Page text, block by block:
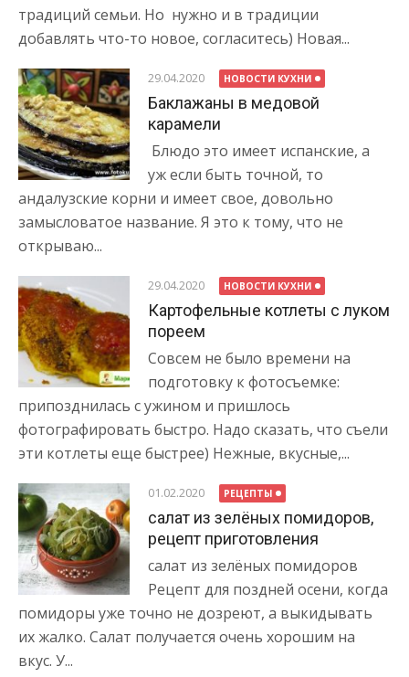
традиций семьи. Но нужно и в традиции
добавлять что-то новое, согласитесь) Новая...
29.04.2020 НОВОСТИ КУХНИ
Баклажаны в медовой
карамели
Блюдо это имеет испанские, а
уж если быть точной, то
андалузские корни и имеет свое, довольно
замысловатое название. Я это к тому, что не
открываю...
29.04.2020 НОВОСТИ КУХНИ
Картофельные котлеты с луком
пореем
Совсем не было времени на
подготовку к фотосъемке:
припозднилась с ужином и пришлось
фотографировать быстро. Надо сказать, что съели
эти котлеты еще быстрее) Нежные, вкусные,...
01.02.2020 РЕЦЕПТЫ
салат из зелёных помидоров,
рецепт приготовления
салат из зелёных помидоров
Рецепт для поздней осени, когда
помидоры уже точно не дозреют, а выкидывать
их жалко. Салат получается очень хорошим на
вкус. У...